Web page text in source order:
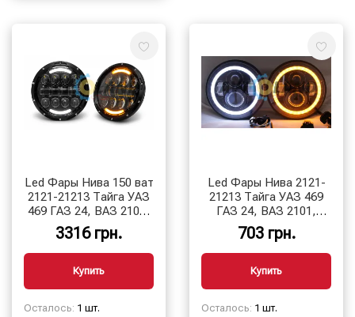
Led Фары Нива 150 ват
2121-21213 Тайга УАЗ
469 ГАЗ 24, ВАЗ 2101,
Хаммер, FJ Cruiser,
w463 (к-т 2 шт)
3316 грн.
Купить
Осталось: 1 шт.
Led Фары Нива 2121-
21213 Тайга УАЗ 469
ГАЗ 24, ВАЗ 2101,
Хаммер, FJ Cruiser,
w463 BLASKAR
703 грн.
Купить
Осталось: 1 шт.